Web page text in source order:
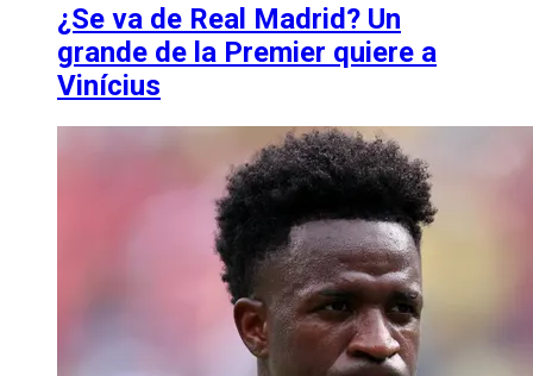
¿Se va de Real Madrid? Un
grande de la Premier quiere a
Vinícius